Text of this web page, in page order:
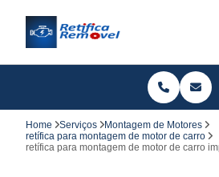
Home Serviços
Montagem de Motores
retífica para montagem de motor de carro
retífica para montagem de motor de carro